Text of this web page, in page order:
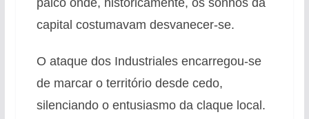
capital costumavam desvanecer-se.
O ataque dos Industriales encarregou-se
de marcar o território desde cedo,
silenciando o entusiasmo da claque local.